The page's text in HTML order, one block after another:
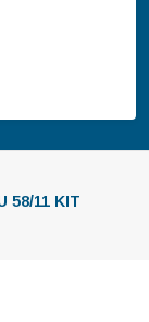
58/11 KIT